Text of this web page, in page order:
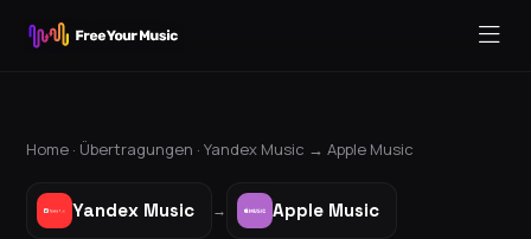
Home · Übertragungen · Yandex Music → Apple Music
Yandex Music → Apple Music